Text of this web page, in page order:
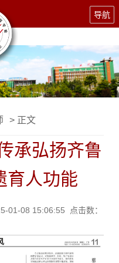
导航
> 正文
承弘扬齐鲁
育人功能
01-08 15:06:55 点击数：